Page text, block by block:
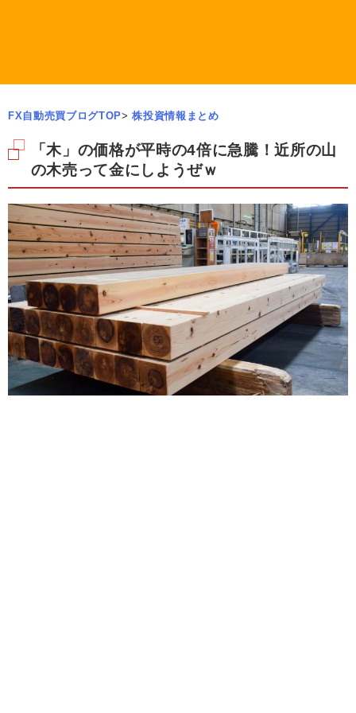
FX自動売買ブログTOP> 株投資情報まとめ
「木」の価格が平時の4倍に急騰！近所の山
の木売って金にしようぜｗ